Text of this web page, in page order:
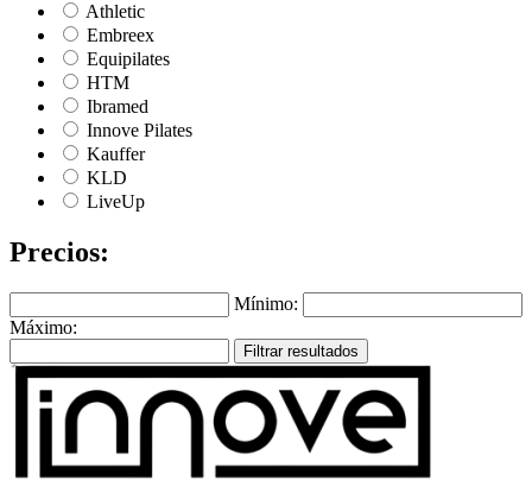
Athletic
Embreex
Equipilates
HTM
Ibramed
Innove Pilates
Kauffer
KLD
LiveUp
Precios:
Mínimo:
Máximo:
Filtrar resultados